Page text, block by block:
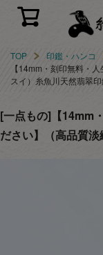
TOP
印鑑・ハンコ
【14mm・刻印無料・
スイ）糸魚川天然翡翠
[一点もの]【14mm
ださい】（高品質